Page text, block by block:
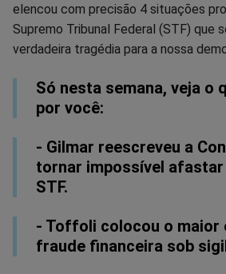
no
no
no
no
elencou com precisão 4 situações
Supremo Tribunal Federal (STF) que
verdadeira tragédia para a nossa
Só nesta semana, veja o
por você:
- Gilmar reescreveu a
tornar impossível
STF.
- Toffoli colocou o maior
fraude financeira sob